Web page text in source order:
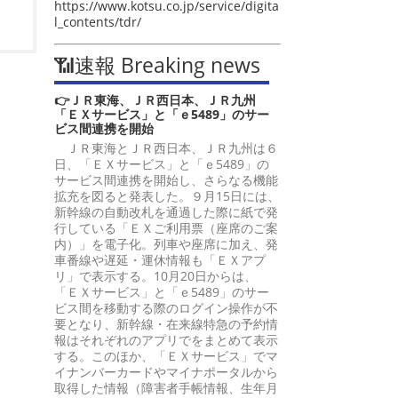
https://www.kotsu.co.jp/service/digita
l_contents/tdr/
📶速報 Breaking news
👉ＪＲ東海、ＪＲ西日本、ＪＲ九州
「ＥＸサービス」と「ｅ5489」のサー
ビス間連携を開始
ＪＲ東海とＪＲ西日本、ＪＲ九州は６
日、「ＥＸサービス」と「ｅ5489」の
サービス間連携を開始し、さらなる機能
拡充を図ると発表した。９月15日には、
新幹線の自動改札を通過した際に紙で発
行している「ＥＸご利用票（座席のご案
内）」を電子化。列車や座席に加え、発
車番線や遅延・運休情報も「ＥＸアプ
リ」で表示する。10月20日からは、
「ＥＸサービス」と「ｅ5489」のサー
ビス間を移動する際のログイン操作が不
要となり、新幹線・在来線特急の予約情
報はそれぞれのアプリでをまとめて表示
する。このほか、「ＥＸサービス」でマ
イナンバーカードやマイナポータルから
取得した情報（障害者手帳情報、生年月